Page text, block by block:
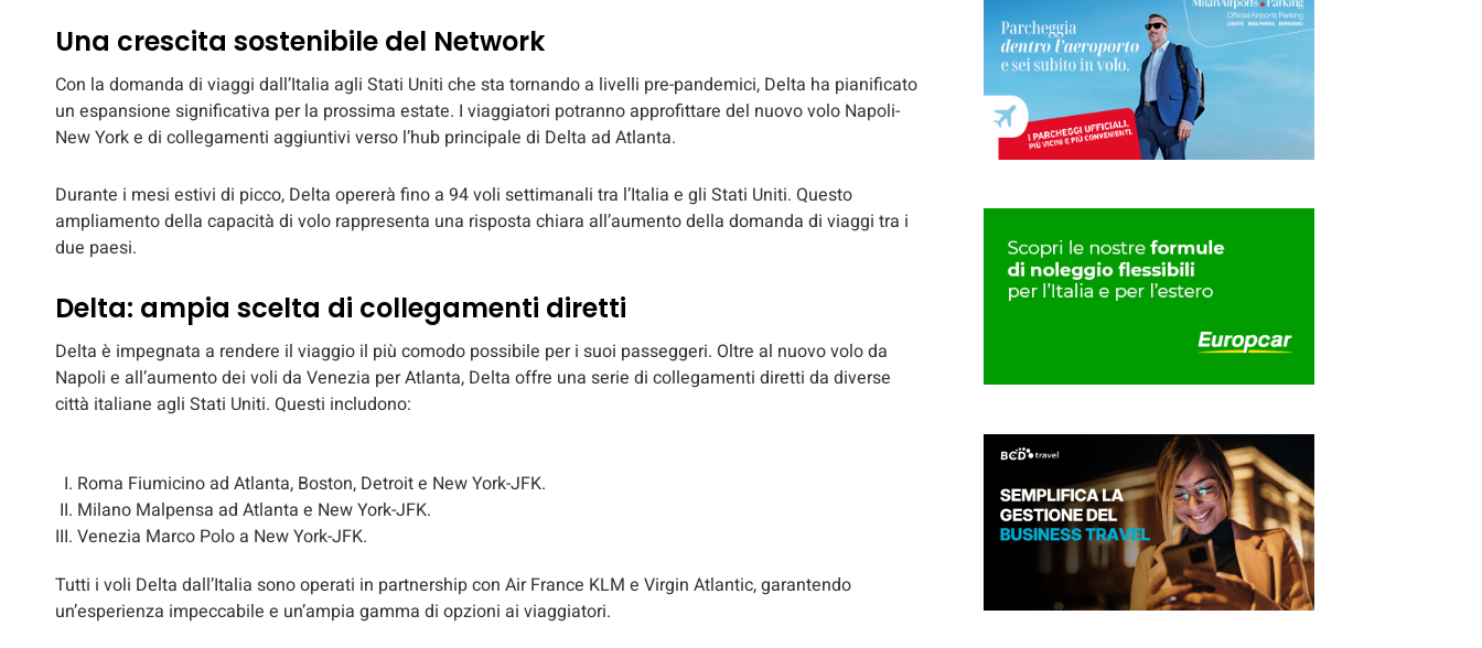
Una crescita sostenibile del Network
Con la domanda di viaggi dall’Italia agli Stati Uniti che sta tornando a livelli pre-pandemici, Delta ha pianificato
un espansione significativa per la prossima estate. I viaggiatori potranno approfittare del nuovo volo Napoli-
New York e di collegamenti aggiuntivi verso l’hub principale di Delta ad Atlanta.
Durante i mesi estivi di picco, Delta opererà fino a 94 voli settimanali tra l’Italia e gli Stati Uniti. Questo
ampliamento della capacità di volo rappresenta una risposta chiara all’aumento della domanda di viaggi tra i
due paesi.
Delta: ampia scelta di collegamenti diretti
Delta è impegnata a rendere il viaggio il più comodo possibile per i suoi passeggeri. Oltre al nuovo volo da
Napoli e all’aumento dei voli da Venezia per Atlanta, Delta offre una serie di collegamenti diretti da diverse
città italiane agli Stati Uniti. Questi includono:
Roma Fiumicino ad Atlanta, Boston, Detroit e New York-JFK.
Milano Malpensa ad Atlanta e New York-JFK.
Venezia Marco Polo a New York-JFK.
Tutti i voli Delta dall’Italia sono operati in partnership con Air France KLM e Virgin Atlantic, garantendo
un’esperienza impeccabile e un’ampia gamma di opzioni ai viaggiatori.